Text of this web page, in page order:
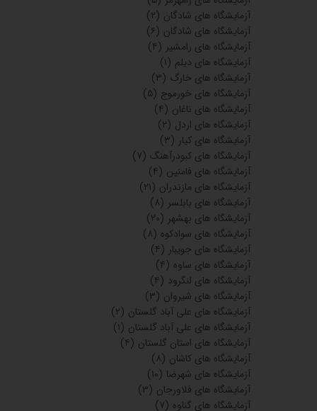
آزمایشگاه های شادگان (۲)
آزمایشگاه های شادگان (۶)
آزمایشگاه های رامشیر (۴)
آزمایشگاه های دیلم (۱)
آزمایشگاه های خارگ (۳)
آزمایشگاه های خورموج (۵)
آزمایشگاه های ناغان (۴)
آزمایشگاه های اردل (۲)
آزمایشگاه های کیار (۳)
آزمایشگاه های کبودرآهنگ (۷)
آزمایشگاه های فامنین (۴)
آزمایشگاه های مازندران (۲۱)
آزمایشگاه های بابلسر (۸)
آزمایشگاه های بهشهر (۲۰)
آزمایشگاه های سوادکوه (۸)
آزمایشگاه های جویبار (۴)
آزمایشگاه های ساوه (۴)
آزمایشگاه های لنگرود (۴)
آزمایشگاه های شیروان (۳)
آزمایشگاه های علی آباد گلستان (۲)
آزمایشگاه های علی آباد گلستان (۱)
آزمایشگاه های استان گلستان (۴)
آزمایشگاه های کاشان (۸)
آزمایشگاه های شهرضا (۱۰)
آزمایشگاه های فلاورجان (۳)
آزمایشگاه های گناوه (۷)